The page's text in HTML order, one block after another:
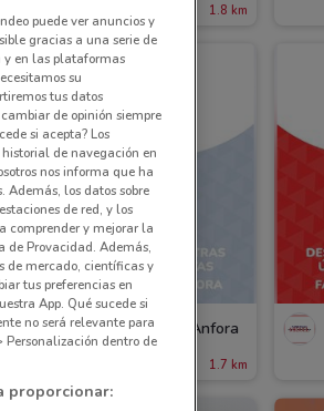
1.8 km
Almacenes Anfora
1.7 km
puede ver anuncios y
gracias a una serie de
y en las plataformas
su
tus datos
de opinión siempre
si acepta? Los
de navegación en
nos informa que ha
Además, los datos sobre
de red, y los
comprender y mejorar la
de Provacidad. Además,
de mercado, científicas y
tus preferencias en
App. Qué sucede si
no será relevante para
Personalización dentro de
proporcionar: